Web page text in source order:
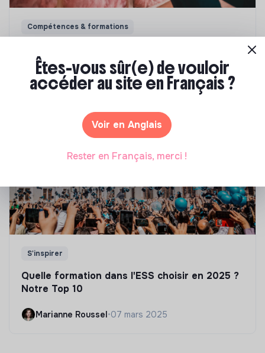
Compétences & formations
énergétique des bâtiments
Marianne Roussel•21 janvier 2025
S'inspirer
Quelle formation dans l'ESS choisir en 2025 ?
Notre Top 10
Marianne Roussel•07 mars 2025
Êtes-vous sûr(e) de vouloir
accéder au site en Français ?
Voir en Anglais
Rester en Français, merci !